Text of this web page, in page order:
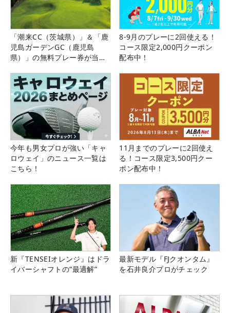
「潮来CC（茨城県）」＆「鹿
児島ガーデンGC（鹿児島
県）」の無料プレー券が当た
8-9月のプレーに2回使える！
コース限定2,000円クーポン
配布中！
今年も男女プロが強い「キャ
ロウェイ」のニュース一覧は
こちら！
11月までのプレーに2回使え
る！コース限定3,500円クー
ポン配布中！
新『TENSEIオレンジ』はドラ
イバーシャフトの“最適解”
最新モデル『FJクオンタム』
を石井良介プロがチェック